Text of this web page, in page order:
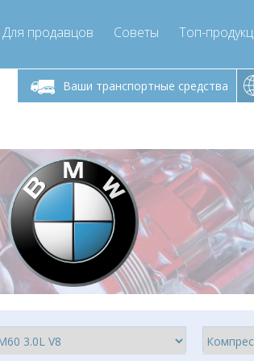
Для продавцов Советы Топ-
Ваши транспортные средства
Понедельник-пятница 9:00
- 17
info@compressor-express.ru